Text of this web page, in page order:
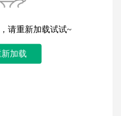
请重新加载试试~
加载